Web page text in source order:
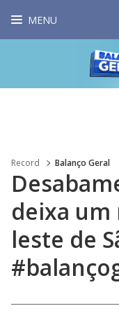
MENU
Record Balanço Geral
deixa um
leste de